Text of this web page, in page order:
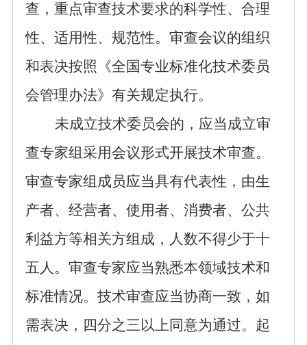
查，重点审查技术要求的科学性、合理
性、适用性、规范性。审查会议的组织
和表决按照《全国专业标准化技术委员
会管理办法》有关规定执行。
未成立技术委员会的，应当成立审
查专家组采用会议形式开展技术审查。
审查专家组成员应当具有代表性， 由生
产者、经营者、使用者、消费者、公共
利益方等相关方组成，人数不得少于十
五人。审查专家应当熟悉本领域技术和
标准情况。技术审查应当协商一致，如
需表决，四分之三以上同意为通过。起